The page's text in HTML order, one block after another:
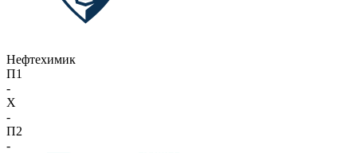
Нефтехимик
П1
-
X
-
П2
-